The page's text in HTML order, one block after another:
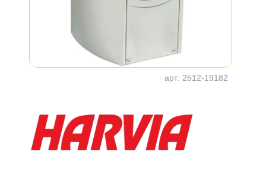
арт: 2512-19182